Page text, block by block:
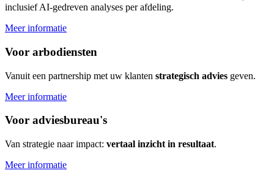
inclusief AI-gedreven analyses per afdeling.
Meer informatie
Voor arbodiensten
Vanuit een partnership met uw klanten strategisch advies geven.
Meer informatie
Voor adviesbureau's
Van strategie naar impact: vertaal inzicht in resultaat.
Meer informatie